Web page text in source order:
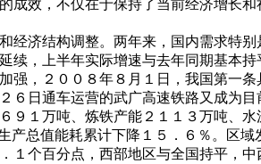
成效，不仅在于保持了当前经济增长
经济结构调整。两年来，国内需求特
续，上半年实际增速与去年同期基本
强，２００８年８月１日，我国第一
６日通车运营的武广高速铁路又成为
９１万吨、炼铁产能２１１３万吨、
产总值能耗累计下降１５．６％。区
个百分点，西部地区与全国持平，